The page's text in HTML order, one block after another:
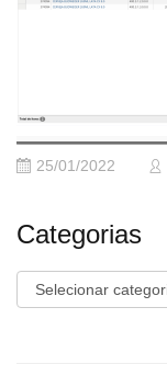
25/01/2022
Categorias
Categorias